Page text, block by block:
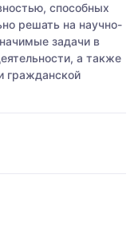
способных
решать на научно-
задачи в
а также
гражданской